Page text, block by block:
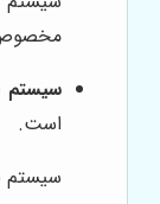
سیستم
است.
سیستم